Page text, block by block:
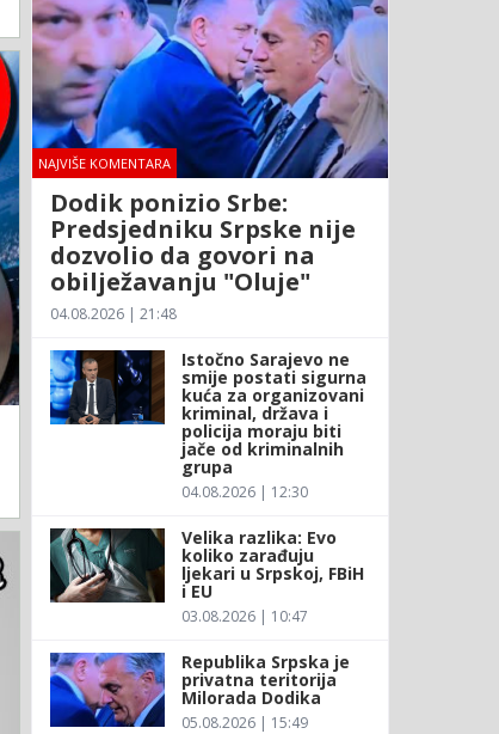
NAJVIŠE KOMENTARA
Dodik ponizio Srbe:
Predsjedniku Srpske nije
dozvolio da govori na
obilježavanju "Oluje"
04.08.2026 | 21:48
Istočno Sarajevo ne
smije postati sigurna
kuća za organizovani
kriminal, država i
policija moraju biti
jače od kriminalnih
grupa
04.08.2026 | 12:30
Velika razlika: Evo
koliko zarađuju
ljekari u Srpskoj, FBiH
i EU
03.08.2026 | 10:47
Republika Srpska je
privatna teritorija
Milorada Dodika
05.08.2026 | 15:49